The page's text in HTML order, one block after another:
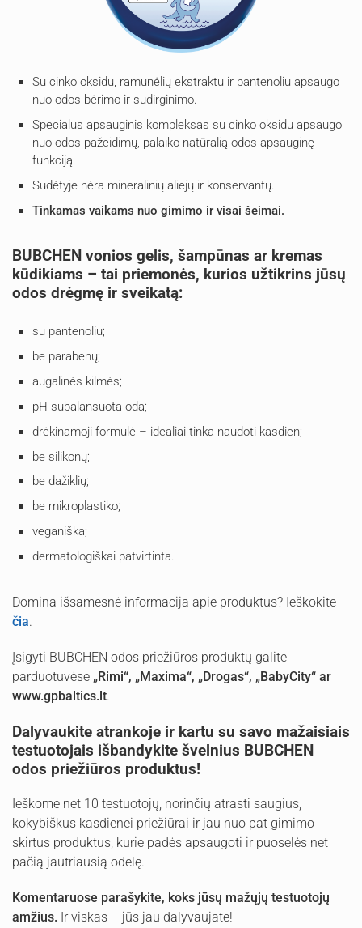
Su cinko oksidu, ramunėlių ekstraktu ir pantenoliu apsaugo
nuo odos bėrimo ir sudirginimo.
Specialus apsauginis kompleksas su cinko oksidu apsaugo
nuo odos pažeidimų, palaiko natūralią odos apsauginę
funkciją.
Sudėtyje nėra mineralinių aliejų ir konservantų.
Tinkamas vaikams nuo gimimo ir visai šeimai.
BUBCHEN vonios gelis, šampūnas ar kremas
kūdikiams – tai priemonės, kurios užtikrins jūsų
odos drėgmę ir sveikatą:
su pantenoliu;
be parabenų;
augalinės kilmės;
рН subalansuota oda;
drėkinamoji formulė – idealiai tinka naudoti kasdien;
be silikonų;
be dažiklių;
be mikroplastiko;
veganiška;
dermatologiškai patvirtinta.
Domina išsamesnė informacija apie produktus? Ieškokite –
čia.
Įsigyti BUBCHEN odos priežiūros produktų galite
parduotuvėse „Rimi“, „Maxima“, „Drogas“, „BabyCity“ ar
www.gpbaltics.lt.
Dalyvaukite atrankoje ir kartu su savo mažaisiais
testuotojais išbandykite švelnius BUBCHEN
odos priežiūros produktus!
Ieškome net 10 testuotojų, norinčių atrasti saugius,
kokybiškus kasdienei priežiūrai ir jau nuo pat gimimo
skirtus produktus, kurie padės apsaugoti ir puoselės net
pačią jautriausią odelę.
Komentaruose parašykite, koks jūsų mažųjų testuotojų
amžius. Ir viskas – jūs jau dalyvaujate!